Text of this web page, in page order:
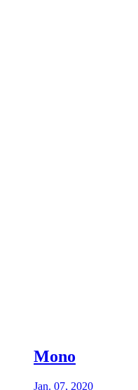
Mono
Jan. 07, 2020